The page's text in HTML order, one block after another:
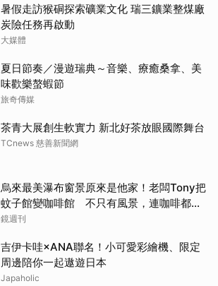
暑假走訪猴硐探索礦業文化 瑞三鑛業整煤廠
炭險任務再啟動
大媒體
夏日節奏／漫遊瑞典～音樂、療癒桑拿、美
味歡樂螯蝦節
旅奇傳媒
茶青大展創生軟實力 新北好茶放眼國際舞台
TCnews 慈善新聞網
烏來最美瀑布窗景原來是他家！老闆Tony把
蚊子館變咖啡館 不只有風景，連咖啡都好
喝到讓人想再來
鏡週刊
吉伊卡哇×ANA聯名！小可愛彩繪機、限定
周邊陪你一起遨遊日本
Japaholic